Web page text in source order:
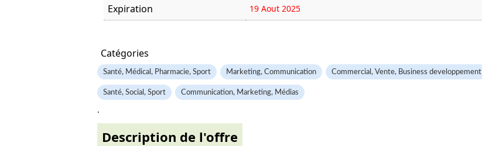
Expiration 19 Aout 2025
Catégories
Santé, Médical, Pharmacie, Sport Marketing, Communication Commercial, Vente, Business developpement
Santé, Social, Sport Communication, Marketing, Médias
.
Description de l'offre